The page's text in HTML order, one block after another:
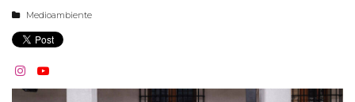
Medioambiente
 